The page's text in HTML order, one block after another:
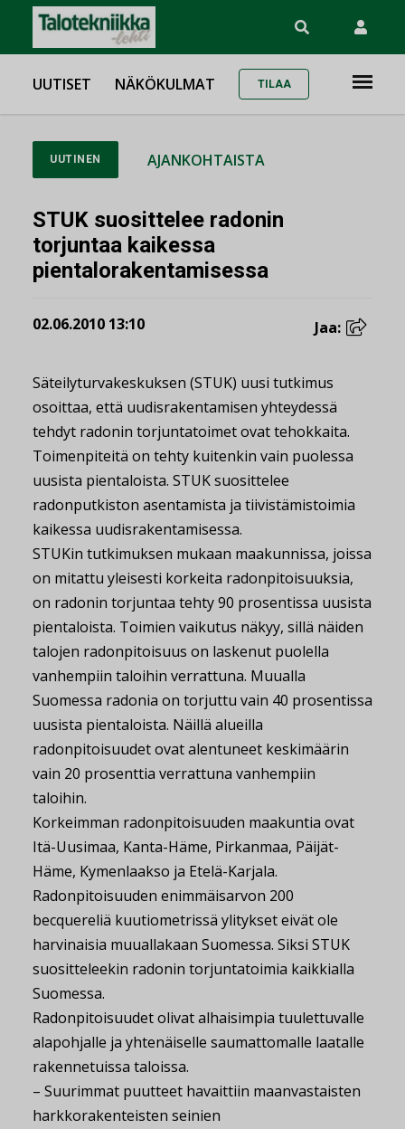
UUTISET NÄKÖKULMAT TILAA
UUTINEN AJANKOHTAISTA
STUK suosittelee radonin
torjuntaa kaikessa
pientalorakentamisessa
02.06.2010 13:10 Jaa:
Säteilyturvakeskuksen (STUK) uusi tutkimus
osoittaa, että uudisrakentamisen yhteydessä
tehdyt radonin torjuntatoimet ovat tehokkaita.
Toimenpiteitä on tehty kuitenkin vain puolessa
uusista pientaloista. STUK suosittelee
radonputkiston asentamista ja tiivistämistoimia
kaikessa uudisrakentamisessa.
STUKin tutkimuksen mukaan maakunnissa, joissa
on mitattu yleisesti korkeita radonpitoisuuksia,
on radonin torjuntaa tehty 90 prosentissa uusista
pientaloista. Toimien vaikutus näkyy, sillä näiden
talojen radonpitoisuus on laskenut puolella
vanhempiin taloihin verrattuna. Muualla
Suomessa radonia on torjuttu vain 40 prosentissa
uusista pientaloista. Näillä alueilla
radonpitoisuudet ovat alentuneet keskimäärin
vain 20 prosenttia verrattuna vanhempiin
taloihin.
Korkeimman radonpitoisuuden maakuntia ovat
Itä-Uusimaa, Kanta-Häme, Pirkanmaa, Päijät-
Häme, Kymenlaakso ja Etelä-Karjala.
Radonpitoisuuden enimmäisarvon 200
becquereliä kuutiometrissä ylitykset eivät ole
harvinaisia muuallakaan Suomessa. Siksi STUK
suositteleekin radonin torjuntatoimia kaikkialla
Suomessa.
Radonpitoisuudet olivat alhaisimpia tuulettuvalle
alapohjalle ja yhtenäiselle saumattomalle laatalle
rakennetuissa taloissa.
– Suurimmat puutteet havaittiin maanvastaisten
harkkorakenteisten seinien